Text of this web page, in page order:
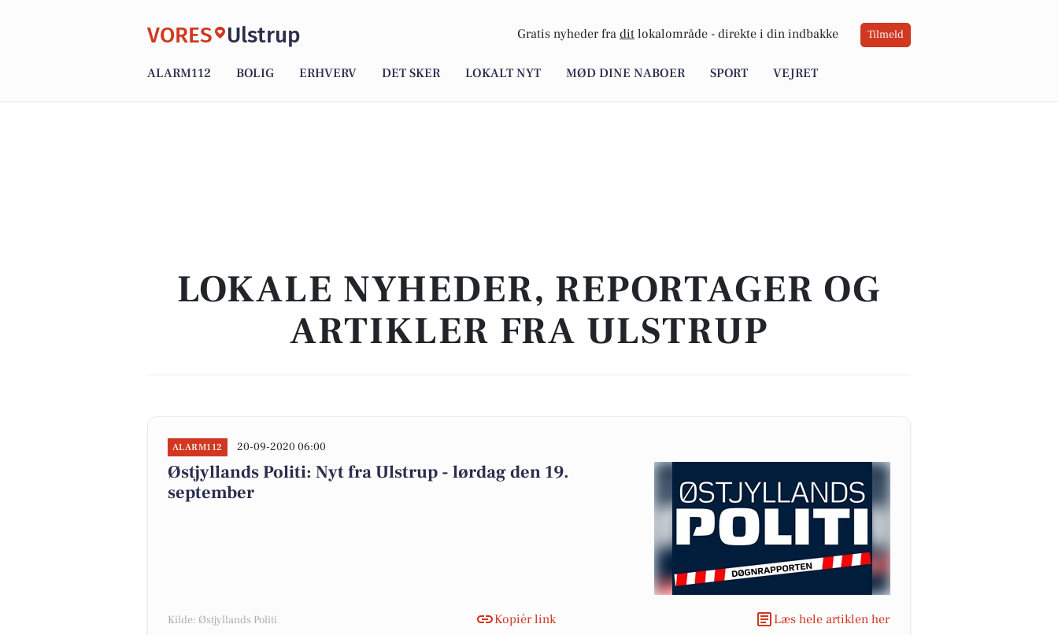
VORES Ulstrup Gratis nyheder fra dit lokalområde - direkte i din indbakke Tilmeld
ALARM112 BOLIG ERHVERV DET SKER LOKALT NYT MØD DINE NABOER SPORT VEJRET
LOKALE NYHEDER, REPORTAGER OG
ARTIKLER FRA ULSTRUP
ALARM112 20-09-2020 06:00
Østjyllands Politi: Nyt fra Ulstrup - lørdag den 19.
september
Kilde: Østjyllands Politi Kopiér link Læs hele artiklen her